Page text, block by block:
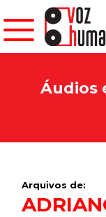
Áudios
Arquivos de: